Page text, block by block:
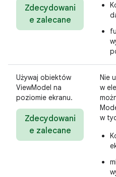
Zdecydowani
e zalecane
Używaj obiektów
ViewModel na
poziomie ekranu.
Zdecydowani
e zalecane
Nie
w
w